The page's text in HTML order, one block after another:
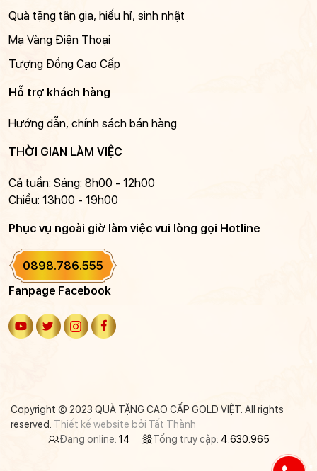
Quà tặng tân gia, hiếu hỉ, sinh nhật
Mạ Vàng Điện Thoại
Tượng Đồng Cao Cấp
Hỗ trợ khách hàng
Hướng dẫn, chính sách bán hàng
THỜI GIAN LÀM VIỆC
Cả tuần: Sáng: 8h00 - 12h00
Chiều: 13h00 - 19h00
Phục vụ ngoài giờ làm việc vui lòng gọi Hotline
0898.786.555
Fanpage Facebook
Copyright © 2023 QUÀ TẶNG CAO CẤP GOLD VIỆT. All rights
reserved. Thiết kế website bởi Tất Thành
Đang online: 14 Tổng truy cập: 4.630.965